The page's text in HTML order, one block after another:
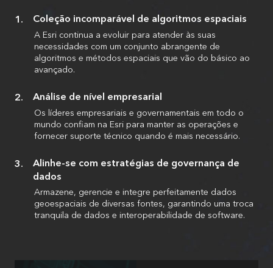
Coleção incomparável de algoritmos espaciais
A Esri continua a evoluir para atender às suas
necessidades com um conjunto abrangente de
algoritmos e métodos espaciais que vão do básico ao
avançado.
Análise de nível empresarial
Os líderes empresariais e governamentais em todo o
mundo confiam na Esri para manter as operações e
fornecer suporte técnico quando é mais necessário.
Alinhe-se com estratégias de governança de
dados
Armazene, gerencie e integre perfeitamente dados
geoespaciais de diversas fontes, garantindo uma troca
tranquila de dados e interoperabilidade de software.